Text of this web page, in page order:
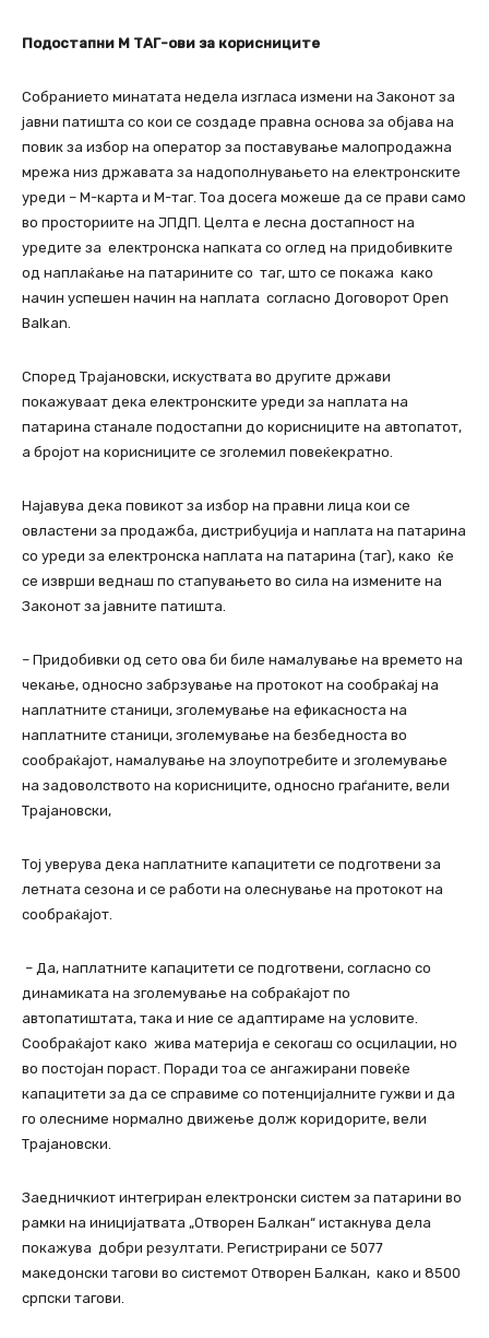
Подостапни М ТАГ-ови за корисниците
Собранието минатата недела изгласа измени на Законот за
јавни патишта со кои се создаде правна основа за објава на
повик за избор на оператор за поставување малопродажна
мрежа низ државата за надополнувањето на електронските
уреди – М-карта и М-таг. Тоа досега можеше да се прави само
во просториите на ЈПДП. Целта е лесна достапност на
уредите за електронска напката со оглед на придобивките
од наплаќање на патарините со таг, што се покажа како
начин успешен начин на наплата согласно Договорот Open
Balkan.
Според Трајановски, искуствата во другите држави
покажуваат дека електронските уреди за наплата на
патарина станале подостапни до корисниците на автопатот,
а бројот на корисниците се зголемил повеќекратно.
Најавува дека повикот за избор на правни лица кои се
овластени за продажба, дистрибуција и наплата на патарина
со уреди за електронска наплата на патарина (таг), како ќе
се изврши веднаш по стапувањето во сила на измените на
Законот за јавните патишта.
– Придобивки од сето ова би биле намалување на времето на
чекање, односно забрзување на протокот на сообраќај на
наплатните станици, зголемување на ефикасноста на
наплатните станици, зголемување на безбедноста во
сообраќајот, намалување на злоупотребите и зголемување
на задоволството на корисниците, односно граѓаните, вели
Трајановски,
Тој уверува дека наплатните капацитети се подготвени за
летната сезона и се работи на олеснување на протокот на
сообраќајот.
– Да, наплатните капацитети се подготвени, согласно со
динамиката на зголемување на собраќајот по
автопатиштата, така и ние се адаптираме на условите.
Сообраќајот како жива материја е секогаш со осцилации, но
во постојан пораст. Поради тоа се ангажирани повеќе
капацитети за да се справиме со потенцијалните гужви и да
го олесниме нормално движење долж коридорите, вели
Трајановски.
Заедничкиот интегриран електронски систем за патарини во
рамки на иницијатвата „Отворен Балкан“ истакнува дела
покажува добри резултати. Регистрирани се 5077
македонски тагови во системот Отворен Балкан, како и 8500
српски тагови.